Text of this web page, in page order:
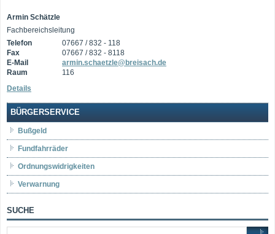
Armin Schätzle
Fachbereichsleitung
Telefon
07667 / 832 - 118
Fax
07667 / 832 - 8118
E-Mail
armin.schaetzle@breisach.de
Raum
116
Details
BÜRGERSERVICE
Bußgeld
Fundfahrräder
Ordnungswidrigkeiten
Verwarnung
SUCHE